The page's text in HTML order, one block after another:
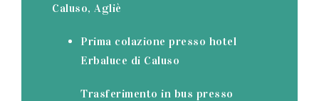
Caluso, Agliè
Prima colazione presso hotel
Erbaluce di Caluso
Trasferimento in bus presso